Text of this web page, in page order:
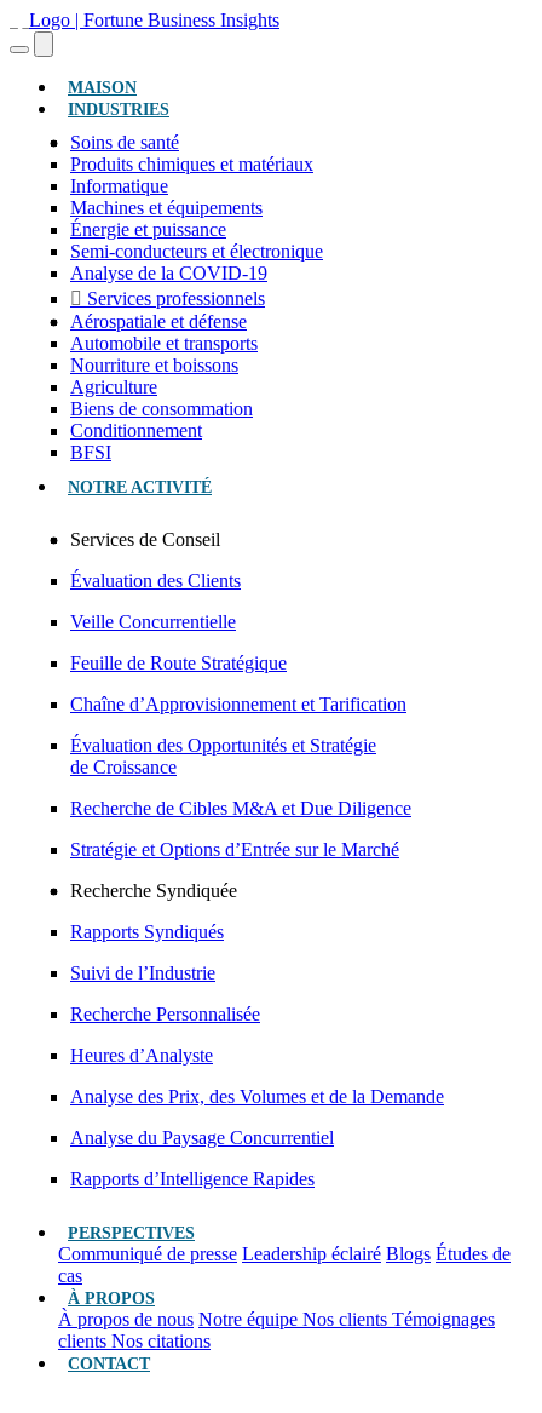
MAISON(ACTUEL)
INDUSTRIES
Soins de santé
Produits chimiques et matériaux
Informatique
Machines et équipements
Énergie et puissance
Semi-conducteurs et électronique
Analyse de la COVID-19
Services professionnels
Aérospatiale et défense
Automobile et transports
Nourriture et boissons
Agriculture
Biens de consommation
Conditionnement
BFSI
NOTRE ACTIVITÉ
Services de Conseil
Évaluation des Clients
Veille Concurrentielle
Feuille de Route Stratégique
Chaîne d’Approvisionnement et Tarification
Évaluation des Opportunités et Stratégie
de Croissance
Recherche de Cibles M&A et Due Diligence
Stratégie et Options d’Entrée sur le Marché
Recherche Syndiquée
Rapports Syndiqués
Suivi de l’Industrie
Recherche Personnalisée
Heures d’Analyste
Analyse des Prix, des Volumes et de la Demande
Analyse du Paysage Concurrentiel
Rapports d’Intelligence Rapides
PERSPECTIVES
Communiqué de presse Leadership éclairé Blogs Études de
cas
À PROPOS
À propos de nous Notre équipe Nos clients Témoignages
clients Nos citations
CONTACT